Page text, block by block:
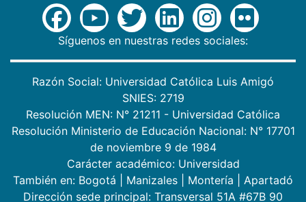
Síguenos en nuestras redes sociales:
Razón Social: Universidad Católica Luis Amigó
SNIES: 2719
Resolución MEN: N° 21211 - Universidad Católica
Resolución Ministerio de Educación Nacional: N° 17701
de noviembre 9 de 1984
Carácter académico: Universidad
También en: Bogotá Manizales Montería
Apartadó
Dirección sede principal: Transversal 51A #67B 90